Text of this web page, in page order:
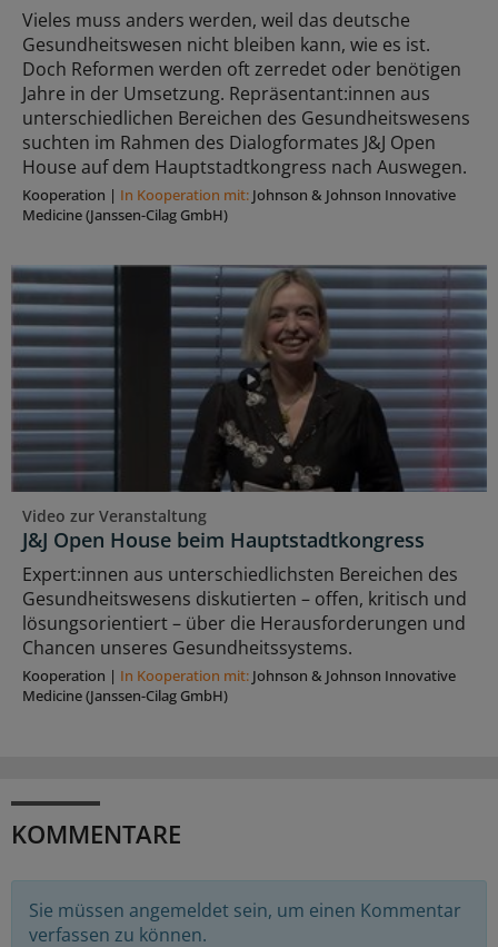
Vieles muss anders werden, weil das deutsche
Gesundheitswesen nicht bleiben kann, wie es ist.
Doch Reformen werden oft zerredet oder benötigen
Jahre in der Umsetzung. Repräsentant:innen aus
unterschiedlichen Bereichen des Gesundheitswesens
suchten im Rahmen des Dialogformates J&J Open
House auf dem Hauptstadtkongress nach Auswegen.
Kooperation | In Kooperation mit: Johnson & Johnson Innovative
Medicine (Janssen-Cilag GmbH)
Video zur Veranstaltung
J&J Open House beim Hauptstadtkongress
Expert:innen aus unterschiedlichsten Bereichen des
Gesundheitswesens diskutierten – offen, kritisch und
lösungsorientiert – über die Herausforderungen und
Chancen unseres Gesundheitssystems.
Kooperation | In Kooperation mit: Johnson & Johnson Innovative
Medicine (Janssen-Cilag GmbH)
KOMMENTARE
Sie müssen angemeldet sein, um einen Kommentar
verfassen zu können.